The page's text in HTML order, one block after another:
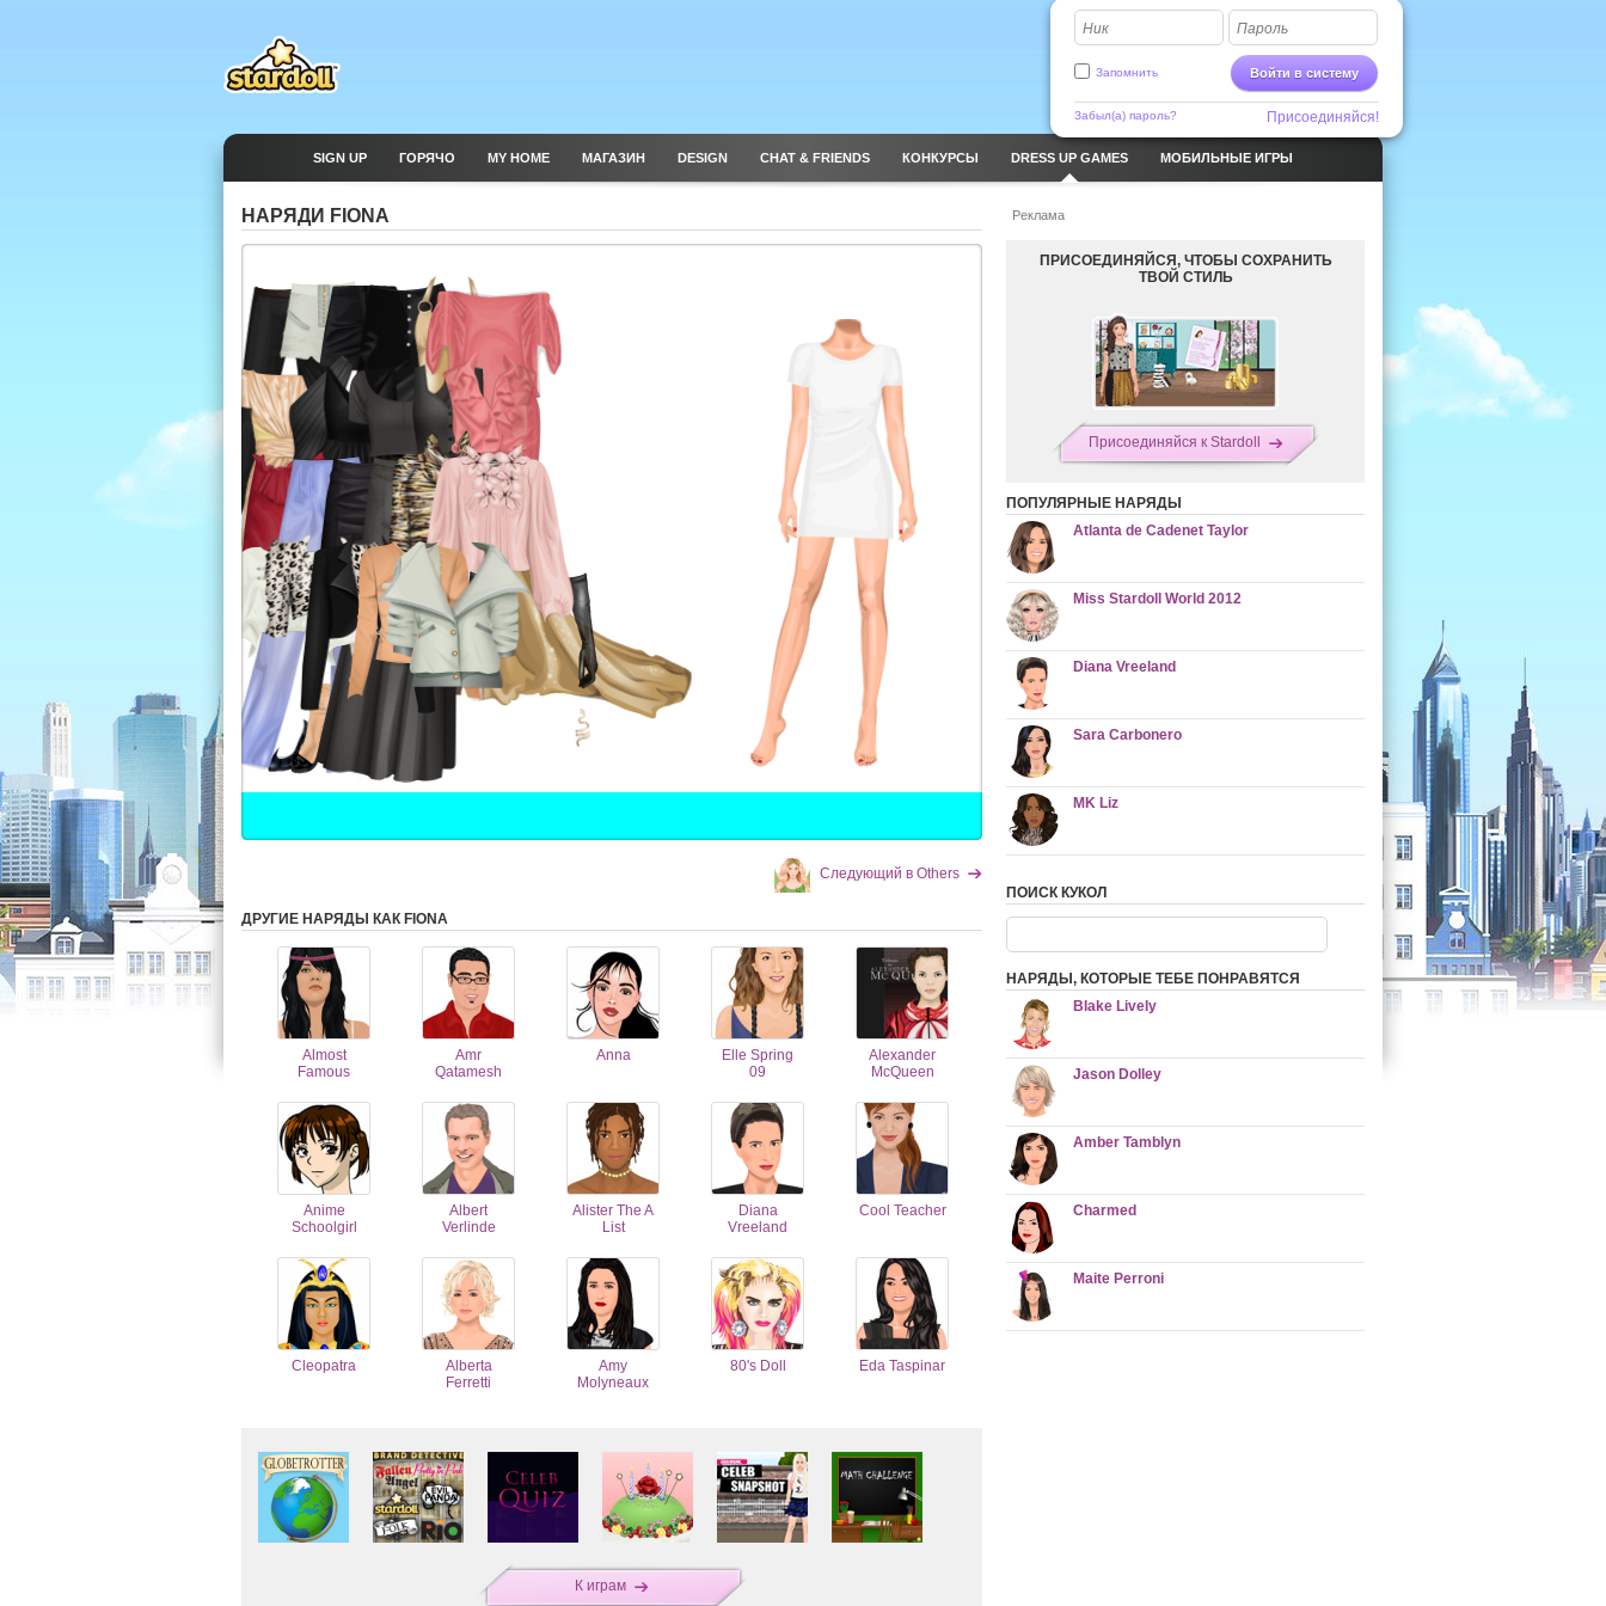
Ник Пароль
Войти в систему
Запомнить
Забыл(а) пароль? Присоединяйся!
SIGN UP ГОРЯЧО MY HOME МАГАЗИН DESIGN CHAT & FRIENDS КОНКУРСЫ DRESS UP GAMES МОБИЛЬНЫЕ ИГРЫ
НАРЯДИ FIONA
Следующий в Others
ДРУГИЕ НАРЯДЫ КАК FIONA
Almost
Famous
Amr
Qatamesh
Anna
Elle Spring
09
Alexander
McQueen
Anime
Schoolgirl
Albert
Verlinde
Alister The A
List
Diana
Vreeland
Cool Teacher
Cleopatra
Alberta
Ferretti
Amy
Molyneaux
80's Doll Eda Taspinar
К играм
Реклама
ПРИСОЕДИНЯЙСЯ, ЧТОБЫ СОХРАНИТЬ
ТВОЙ СТИЛЬ
Присоединяйся к Stardoll
ПОПУЛЯРНЫЕ НАРЯДЫ
Atlanta de Cadenet Taylor
Miss Stardoll World 2012
Diana Vreeland
Sara Carbonero
MK Liz
ПОИСК КУКОЛ
НАРЯДЫ, КОТОРЫЕ ТЕБЕ ПОНРАВЯТСЯ
Blake Lively
Jason Dolley
Amber Tamblyn
Charmed
Maite Perroni